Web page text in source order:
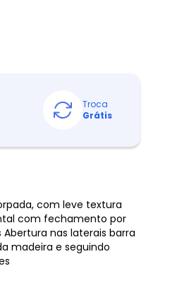
Troca
Grátis
com leve textura
com fechamento por
nas laterais barra
madeira e seguindo